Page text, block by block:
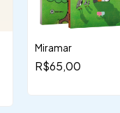
Miramar
R$65,00